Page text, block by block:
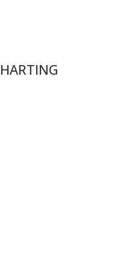
HARTING